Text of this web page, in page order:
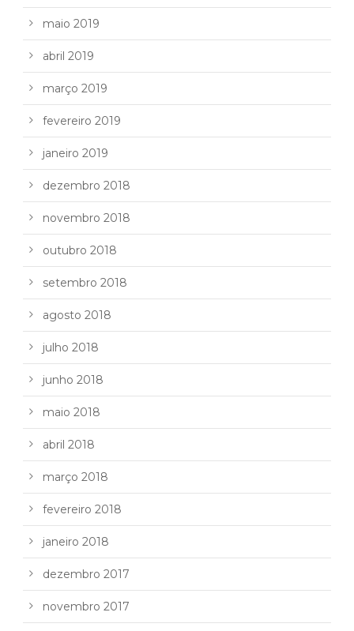
maio 2019
abril 2019
março 2019
fevereiro 2019
janeiro 2019
dezembro 2018
novembro 2018
outubro 2018
setembro 2018
agosto 2018
julho 2018
junho 2018
maio 2018
abril 2018
março 2018
fevereiro 2018
janeiro 2018
dezembro 2017
novembro 2017